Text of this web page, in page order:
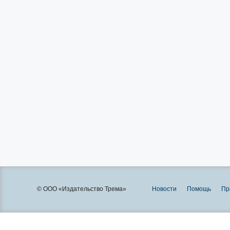
© ООО «Издательство Трема» Новости Помощь